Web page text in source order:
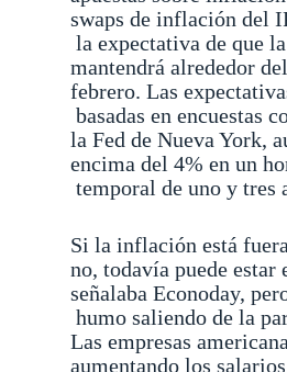
swaps de inflación del
la expectativa de que
mantendrá alrededor
febrero. Las
basadas en encuestas
la Fed de Nueva York,
encima del 4% en un
temporal de uno y tres
Si la inflación está
no, todavía puede estar
señalaba Econoday,
humo saliendo de la
Las empresas
aumentando los